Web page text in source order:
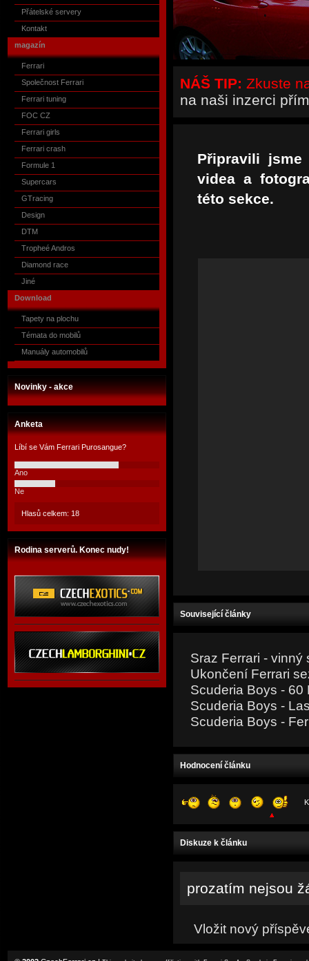
Přátelské servery
Kontakt
magazín
Ferrari
Společnost Ferrari
Ferrari tuning
FOC CZ
Ferrari girls
Ferrari crash
Formule 1
Supercars
GTracing
Design
DTM
Tropheé Andros
Diamond race
Jiné
Download
Tapety na plochu
Témata do mobilů
Manuály automobilů
Novinky - akce
Anketa
Líbí se Vám Ferrari Purosangue?
Ano
Ne
Hlasů celkem: 18
Rodina serverů. Konec nudy!
NÁŠ TIP: Zkuste
na naši inzerci
Připravili
videa a
této sekce.
Související články
Sraz Ferrari -
Ukončení Ferrari
Scuderia Boys - 60
Scuderia Boys -
Scuderia Boys -
Hodnocení článku
Diskuze k článku
prozatím nejsou
Vložit nový